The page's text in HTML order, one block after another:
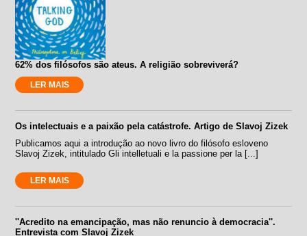
62% dos filósofos são ateus. A religião sobreviverá?
LER MAIS
Os intelectuais e a paixão pela catástrofe. Artigo de Slavoj Zizek
Publicamos aqui a introdução ao novo livro do filósofo esloveno
Slavoj Zizek, intitulado Gli intelletuali e la passione per la [...]
LER MAIS
''Acredito na emancipação, mas não renuncio à democracia''.
Entrevista com Slavoj Zizek